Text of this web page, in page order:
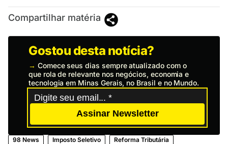
Compartilhar matéria
Gostou desta notícia?
→ Comece seus dias sempre atualizado com o
que rola de relevante nos negócios, economia e
tecnologia em Minas Gerais, no Brasil e no Mundo.
Assinar Newsletter
98 News Imposto Seletivo Reforma Tributária